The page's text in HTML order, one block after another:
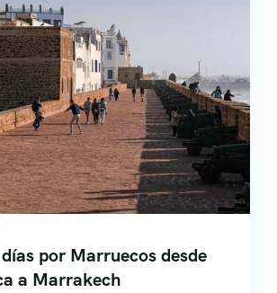
días por Marruecos desde
a Marrakech